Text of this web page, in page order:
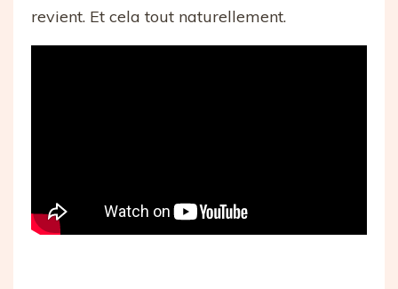
revient. Et cela tout naturellement.